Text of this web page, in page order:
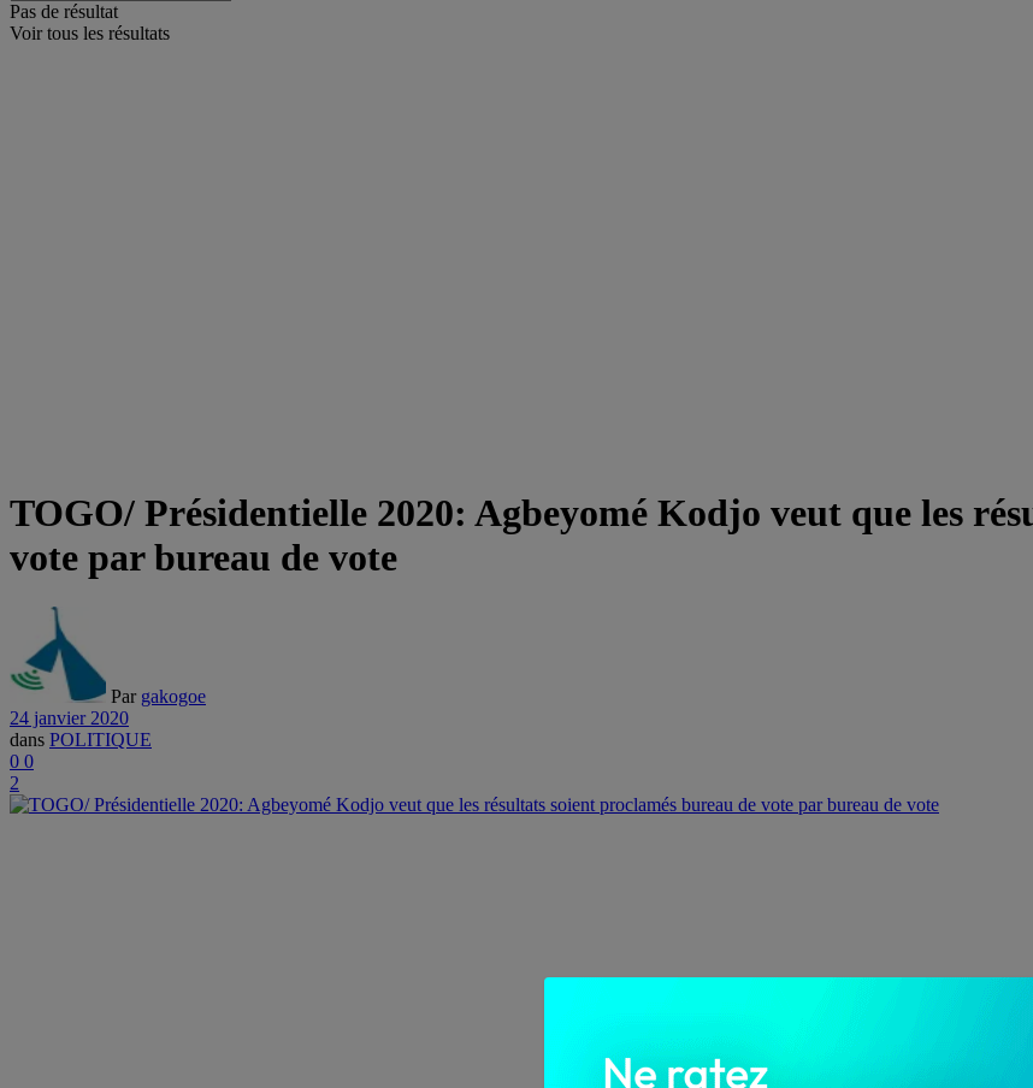
Pas de résultat
Voir tous les résultats
TOGO/ Présidentielle 2020: Agbeyomé Kodjo veut que les
vote par bureau de vote
Par gakogoe
24 janvier 2020
dans POLITIQUE
0 0
2